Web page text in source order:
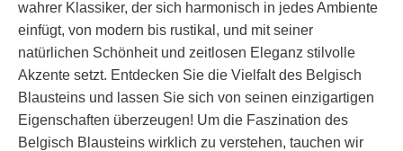
wahrer Klassiker, der sich harmonisch in jedes Ambiente
einfügt, von modern bis rustikal, und mit seiner
natürlichen Schönheit und zeitlosen Eleganz stilvolle
Akzente setzt. Entdecken Sie die Vielfalt des Belgisch
Blausteins und lassen Sie sich von seinen einzigartigen
Eigenschaften überzeugen! Um die Faszination des
Belgisch Blausteins wirklich zu verstehen, tauchen wir